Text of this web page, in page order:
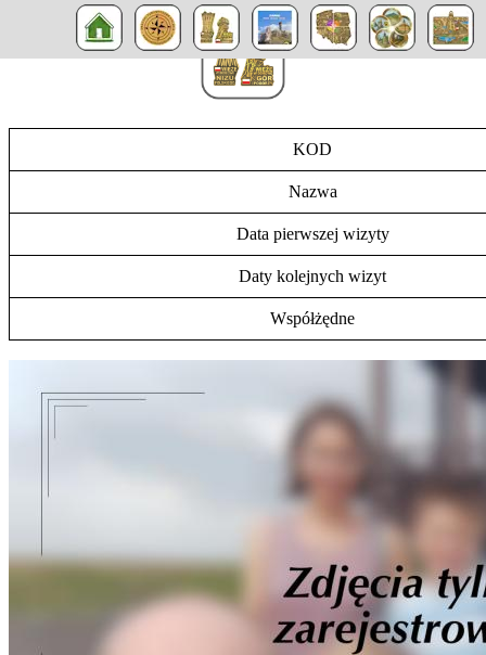
KOD
Nazwa
Data pierwszej wizyty
Daty kolejnych wizyt
Współżędne